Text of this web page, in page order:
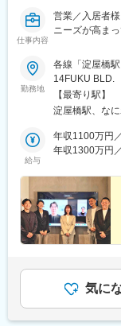
仕事内容
営業／入居者
ニーズが高ま
勤務地
各線「淀屋橋
14FUKU BLD.
圏内★転勤は
【最寄り駅】
淀屋橋駅、な
給与
年収1100万円
年収1300万円
気に